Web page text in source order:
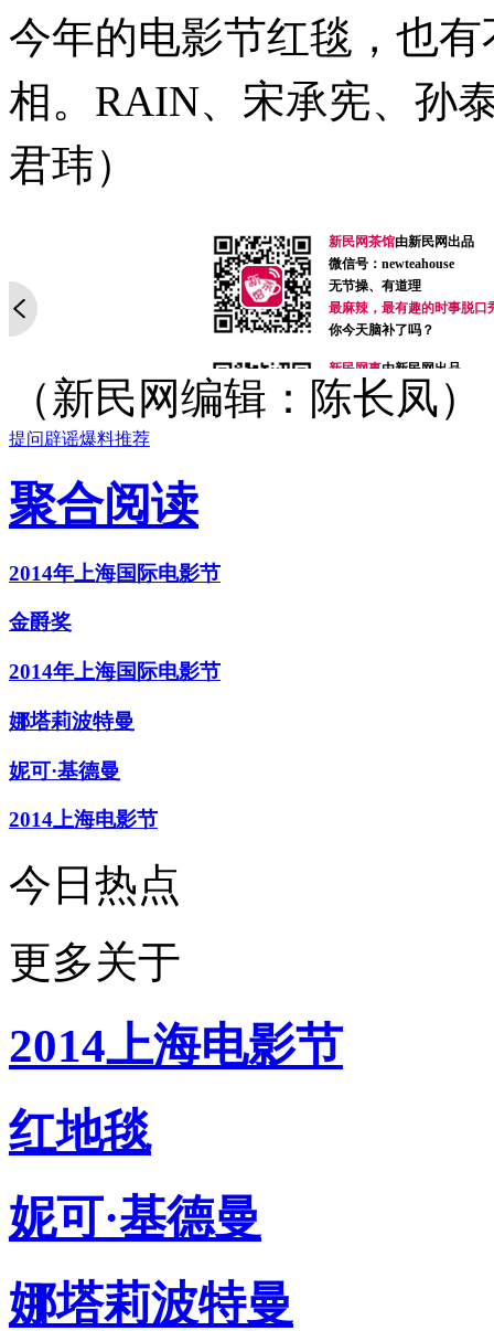
今年的电影节红毯，也
相。RAIN、宋承宪、孙
君玮）
新民网茶馆由新民网出品
微信号：newteahouse
无节操、有道理
最麻辣，最有趣的时事脱口
你今天脑补了吗？
新民网事由新民网出品
微信号：xinminwangshi
突发事、新鲜事、有趣事
（新民网编辑：陈长凤）
提问辟谣爆料推荐
聚合阅读
2014年上海国际电影节
金爵奖
2014年上海国际电影节
娜塔莉波特曼
妮可·基德曼
2014上海电影节
今日热点
更多关于
2014上海电影节
红地毯
妮可·基德曼
娜塔莉波特曼